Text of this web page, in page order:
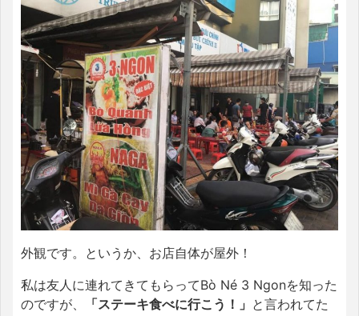
外観です。というか、お店自体が屋外！
私は友人に連れてきてもらってBò Né 3 Ngonを知った
のですが、
「ステーキ食べに行こう！」 と言われてた